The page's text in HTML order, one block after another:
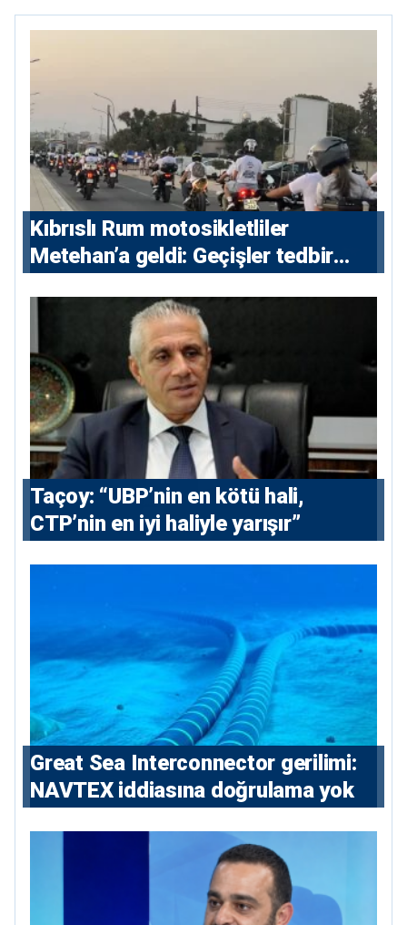
Kıbrıslı Rum motosikletliler
Metehan’a geldi: Geçişler tedbir
Taçoy: “UBP’nin en kötü hali,
CTP’nin en iyi haliyle yarışır”
Great Sea Interconnector gerilimi:
NAVTEX iddiasına doğrulama yok